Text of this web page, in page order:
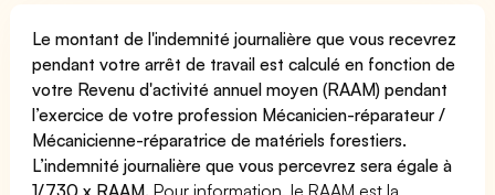
Le montant de l'indemnité journalière que vous recevrez
pendant votre arrêt de travail est calculé en fonction de
votre Revenu d'activité annuel moyen (RAAM) pendant
l’exercice de votre profession Mécanicien-réparateur /
Mécanicienne-réparatrice de matériels forestiers.
L’indemnité journalière que vous percevrez sera égale à
1/730 x RAAM. Pour information, le RAAM est la